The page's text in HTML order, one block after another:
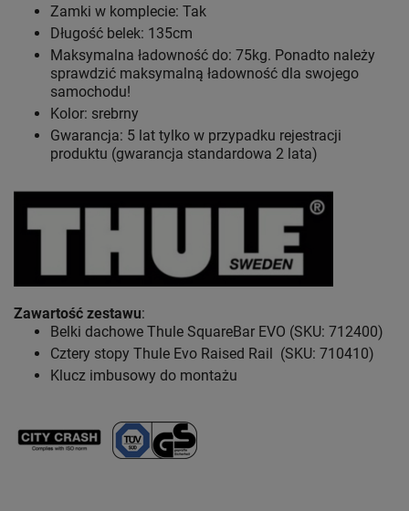
Zamki w komplecie: Tak
Długość belek: 135cm
Maksymalna ładowność do: 75kg. Ponadto należy
sprawdzić maksymalną ładowność dla swojego
samochodu!
Kolor: srebrny
Gwarancja: 5 lat tylko w przypadku rejestracji
produktu (gwarancja standardowa 2 lata)
Zawartość zestawu:
Belki dachowe Thule SquareBar EVO (SKU: 712400)
Cztery stopy Thule Evo Raised Rail (SKU: 710410)
Klucz imbusowy do montażu